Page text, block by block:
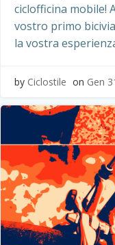
ciclofficina mobile!
vostro primo
la vostra
by Ciclostile on Gen